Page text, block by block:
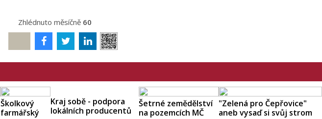
Zhlédnuto měsíčně 60
Školkový
farmářský
Kraj sobě - podpora
lokálních producentů
Šetrné zemědělství
na pozemcích MČ
"Zelená pro Čepřovice"
aneb vysaď si svůj strom